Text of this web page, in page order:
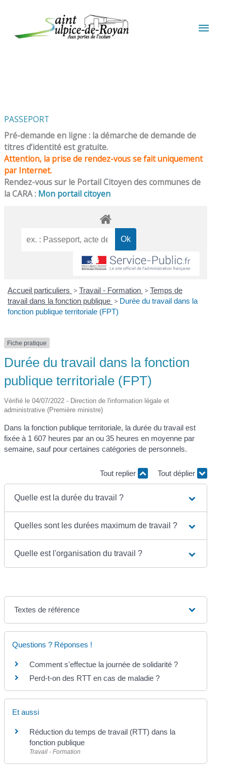
PASSEPORT
Pré-demande en ligne : la démarche de demande de
titres d’identité est gratuite.
Attention, la prise de rendez-vous se fait uniquement
par Internet.
Rendez-vous sur le Portail Citoyen des communes de
la CARA : Mon portail citoyen
Accueil particuliers > Travail - Formation > Temps de
travail dans la fonction publique > Durée du travail dans la
fonction publique territoriale (FPT)
Fiche pratique
Durée du travail dans la fonction
publique territoriale (FPT)
Vérifié le 04/07/2022 - Direction de l'information légale et
administrative (Première ministre)
Dans la fonction publique territoriale, la durée du travail est
fixée à 1 607 heures par an ou 35 heures en moyenne par
semaine, sauf pour certaines catégories de personnels.
Tout replier Tout déplier
Quelle est la durée du travail ?
Quelles sont les durées maximum de travail ?
Quelle est l'organisation du travail ?
Textes de référence
Questions ? Réponses !
Comment s'effectue la journée de solidarité ?
Perd-t-on des RTT en cas de maladie ?
Et aussi
Réduction du temps de travail (RTT) dans la
fonction publique
Travail - Formation